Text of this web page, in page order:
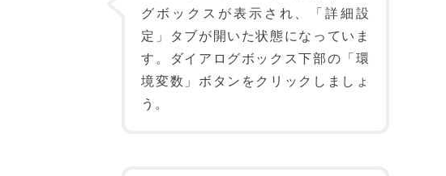
グボックスが表示され、「詳細設
定」タブが開いた状態になっていま
す。ダイアログボックス下部の「環
境変数」ボタンをクリックしましょ
う。